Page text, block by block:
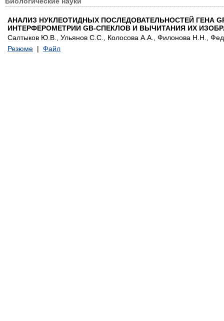
АНАЛИЗ НУКЛЕОТИДНЫХ ПОСЛЕДОВАТЕЛЬНОСТЕЙ ГЕНА
ИНТЕРФЕРОМЕТРИИ GB-СПЕКЛОВ И ВЫЧИТАНИЯ ИХ
Салтыков Ю.В., Ульянов С.С., Колосова А.А., Филонова Н.Н.,
Резюме | Файл